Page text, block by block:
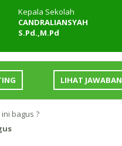
Kepala Sekolah
CANDRALIANSYAH
S.Pd.,M.Pd
LIHAT JAWABAN
bagus ?